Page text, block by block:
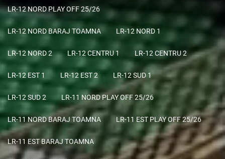
LR-12 NORD PLAY OFF 25/26
LR-12 NORD BARAJ TOAMNA LR-12 NORD 1
LR-12 NORD 2 LR-12 CENTRU 1 LR-12 CENTRU 2
LR-12 EST 1 LR-12 EST 2 LR-12 SUD 1
LR-12 SUD 2 LR-11 NORD PLAY OFF 25/26
LR-11 NORD BARAJ TOAMNA LR-11 EST PLAY OFF 25/26
LR-11 EST BARAJ TOAMNA